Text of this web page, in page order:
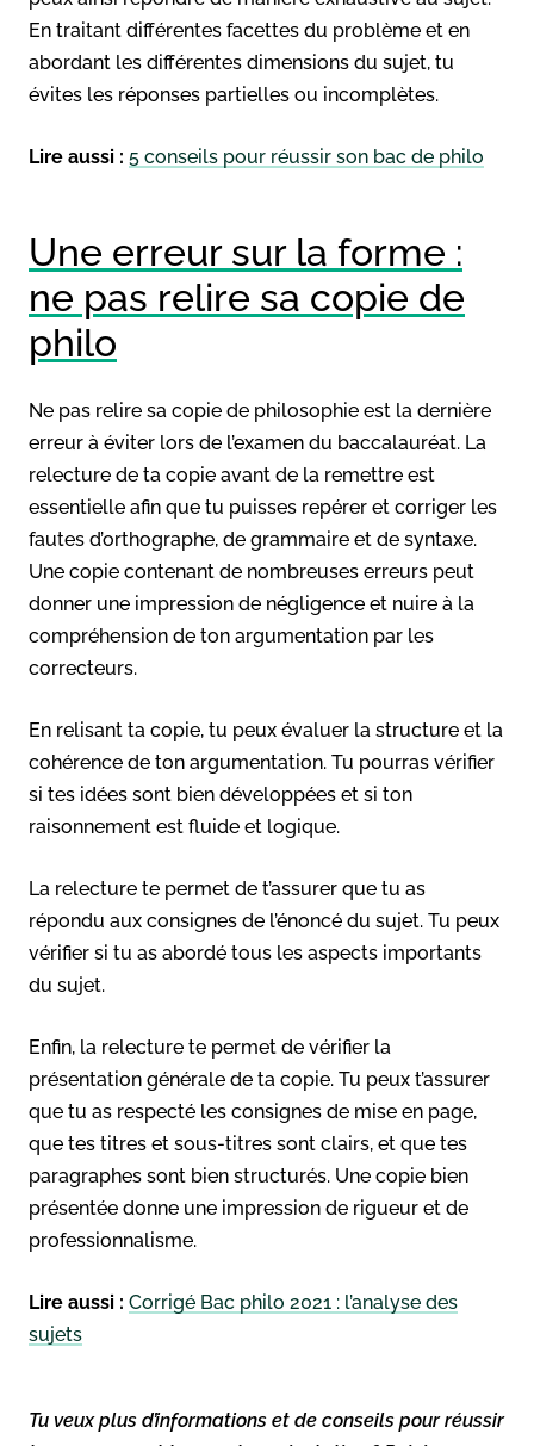
En traitant différentes facettes du problème et en
abordant les différentes dimensions du sujet, tu
évites les réponses partielles ou incomplètes.
Lire aussi : 5 conseils pour réussir son bac de philo
Une erreur sur la forme :
ne pas relire sa copie de
philo
Ne pas relire sa copie de philosophie est la dernière
erreur à éviter lors de l’examen du baccalauréat. La
relecture de ta copie avant de la remettre est
essentielle afin que tu puisses repérer et corriger les
fautes d’orthographe, de grammaire et de syntaxe.
Une copie contenant de nombreuses erreurs peut
donner une impression de négligence et nuire à la
compréhension de ton argumentation par les
correcteurs.
En relisant ta copie, tu peux évaluer la structure et la
cohérence de ton argumentation. Tu pourras vérifier
si tes idées sont bien développées et si ton
raisonnement est fluide et logique.
La relecture te permet de t’assurer que tu as
répondu aux consignes de l’énoncé du sujet. Tu peux
vérifier si tu as abordé tous les aspects importants
du sujet.
Enfin, la relecture te permet de vérifier la
présentation générale de ta copie. Tu peux t’assurer
que tu as respecté les consignes de mise en page,
que tes titres et sous-titres sont clairs, et que tes
paragraphes sont bien structurés. Une copie bien
présentée donne une impression de rigueur et de
professionnalisme.
Lire aussi : Corrigé Bac philo 2021 : l’analyse des
sujets
Tu veux plus d’informations et de conseils pour réussir